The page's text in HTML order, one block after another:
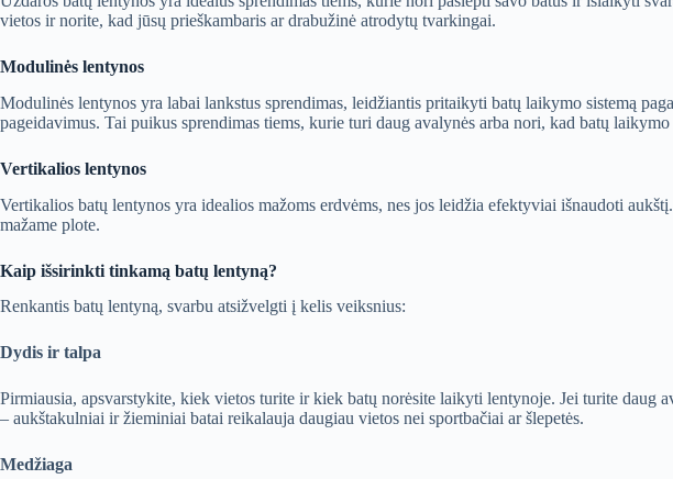
vietos ir norite, kad jūsų prieškambaris ar drabužinė atrodytų tvarkingai.
Modulinės lentynos
Modulinės lentynos yra labai lankstus sprendimas, leidžiantis pritaikyti batų laikymo sistemą
pageidavimus. Tai puikus sprendimas tiems, kurie turi daug avalynės arba nori, kad batų
Vertikalios lentynos
Vertikalios batų lentynos yra idealios mažoms erdvėms, nes jos leidžia efektyviai išnaudoti
mažame plote.
Kaip išsirinkti tinkamą batų lentyną?
Renkantis batų lentyną, svarbu atsižvelgti į kelis veiksnius:
Dydis ir talpa
Pirmiausia, apsvarstykite, kiek vietos turite ir kiek batų norėsite laikyti lentynoje. Jei turite daug
– aukštakulniai ir žieminiai batai reikalauja daugiau vietos nei sportbačiai ar šlepetės.
Medžiaga